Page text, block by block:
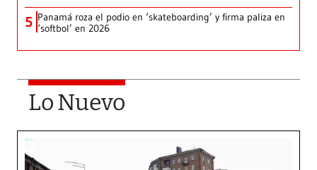
5 Panamá roza el podio en ‘skateboarding’ y firma paliza en
‘softbol’ en 2026
Lo Nuevo